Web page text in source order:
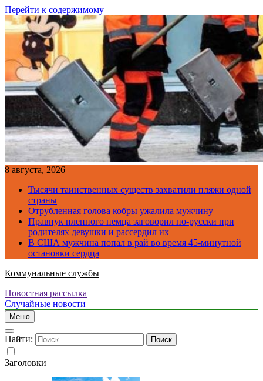
Перейти к содержимому
8 августа, 2026
Тысячи таинственных существ захватили пляжи одной
страны
Отрубленная голова кобры ужалила мужчину
Правнук пленного немца заговорил по-русски при
родителях девушки и рассердил их
В США мужчина попал в рай во время 45-минутной
остановки сердца
Коммунальные службы
Новостная рассылка
Случайные новости
Меню
Найти:
Заголовки